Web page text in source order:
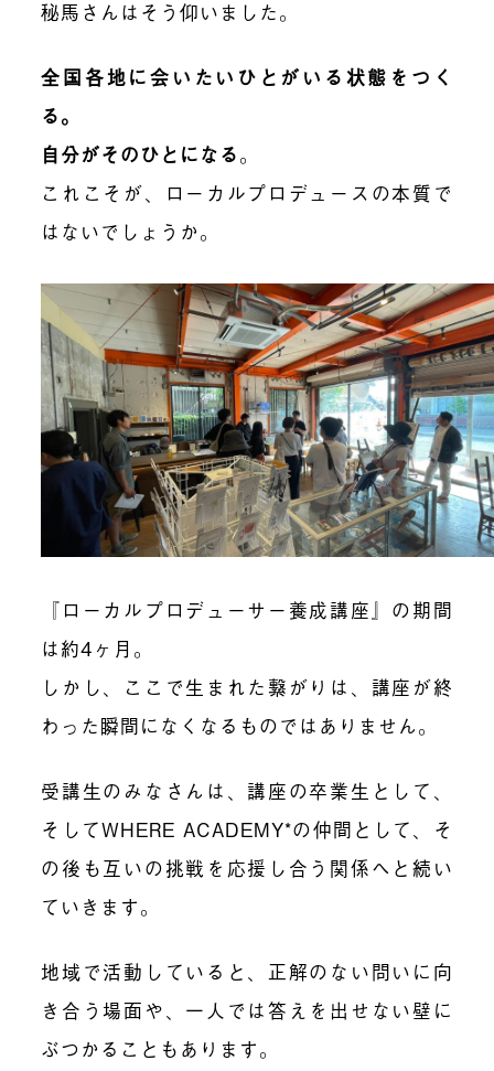
秘馬さんはそう仰いました。
全国各地に会いたいひとがいる状態をつく
る。
自分がそのひとになる。
これこそが、ローカルプロデュースの本質で
はないでしょうか。
『ローカルプロデューサー養成講座』の期間
は約4ヶ月。
しかし、ここで生まれた繋がりは、講座が終
わった瞬間になくなるものではありません。
受講生のみなさんは、講座の卒業生として、
そしてWHERE ACADEMY*の仲間として、そ
の後も互いの挑戦を応援し合う関係へと続い
ていきます。
地域で活動していると、正解のない問いに向
き合う場面や、一人では答えを出せない壁に
ぶつかることもあります。